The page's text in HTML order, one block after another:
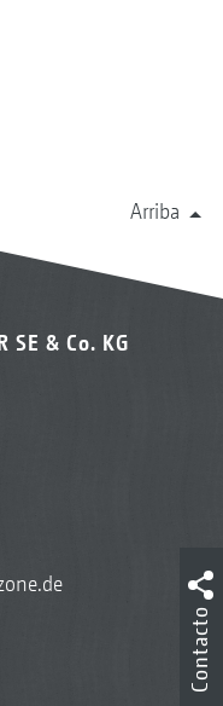
Arriba
SE & Co. KG
Contacto